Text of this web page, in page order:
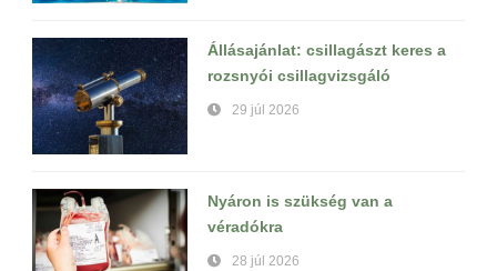
Állásajánlat: csillagászt keres a
rozsnyói csillagvizsgáló
29 júl 2026
Nyáron is szükség van a
véradókra
28 júl 2026